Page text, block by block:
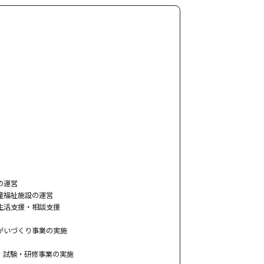
運営
祉施設の運営
支援・相談支援
づくり事業の実施
験・研修事業の実施